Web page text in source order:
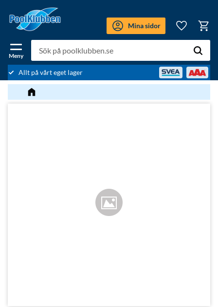
Meny
Mina sidor
Favoriter
Allt på vårt eget lager